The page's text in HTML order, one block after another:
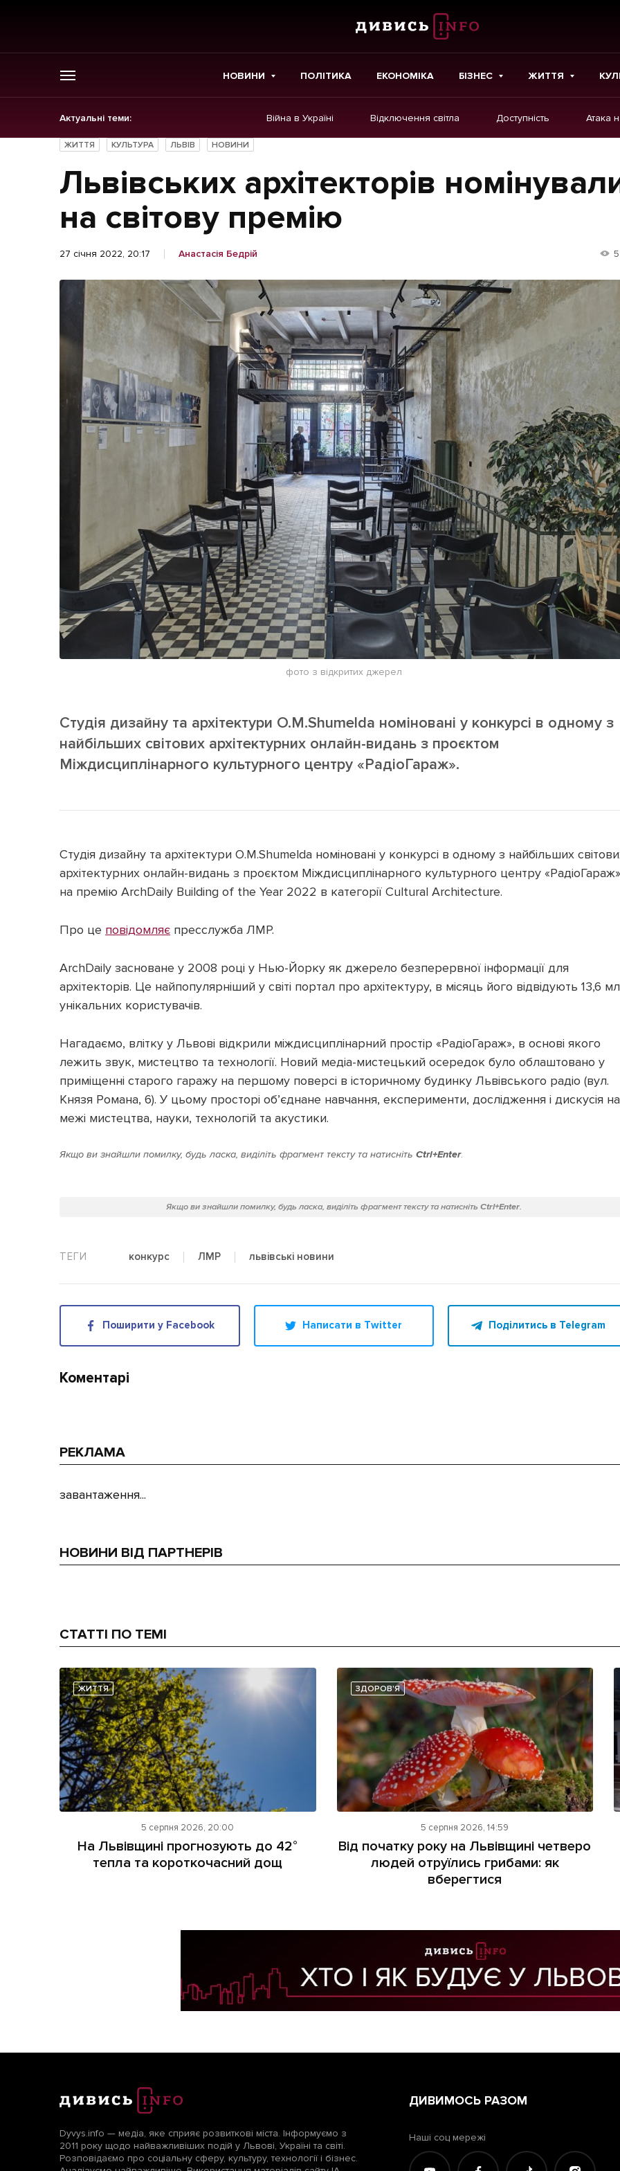
НОВИНИ ПОЛІТИКА ЕКОНОМІКА БІЗНЕС ЖИТТЯ
Актуальні теми: Війна в Україні Відключення світла Доступність Атака
ГОЛОВНЕ
Новини
Політика
Бізнес
Життя
Культура
Афіша
Картки
Ініціативи
Лонгріди
[email protected]
Політика
ЖИТТЯ КУЛЬТУРА ЛЬВІВ НОВИНИ
Львівських архітекторів
на світову премію
27 січня 2022, 20:17 Анастасія Бедрій
фото з відкритих джерел
Студія дизайну та архітектури O.M.Shumelda номіновані у конкурсі в одному з
найбільших світових архітектурних онлайн-видань з проєктом
Міждисциплінарного культурного центру «РадіоГараж».
Студія дизайну та архітектури O.M.Shumelda номіновані у конкурсі в одному з найбільших
архітектурних онлайн-видань з проєктом Міждисциплінарного культурного центру «РадіоГараж»
на премію ArchDaily Building of the Year 2022 в категорії Cultural Architecture.
Про це повідомляє пресслужба ЛМР.
ArchDaily засноване у 2008 році у Нью-Йорку як джерело безперервної інформації для
архітекторів. Це найпопулярніший у світі портал про архітектуру, в місяць його відвідують 13,6
унікальних користувачів.
Нагадаємо, влітку у Львові відкрили міждисциплінарний простір «РадіоГараж», в основі якого
лежить звук, мистецтво та технології. Новий медіа-мистецький осередок було облаштовано у
приміщенні старого гаражу на першому поверсі в історичному будинку Львівського радіо (вул.
Князя Романа, 6). У цьому просторі об’єднане навчання, експерименти, дослідження і дискусія на
межі мистецтва, науки, технологій та акустики.
Якщо ви знайшли помилку, будь ласка, виділіть фрагмент тексту та натисніть Ctrl+Enter.
Якщо ви знайшли помилку, будь ласка, виділіть фрагмент тексту та натисніть Ctrl+Enter.
конкурс ЛМР львівські новини
Поширити у Facebook Написати в Twitter Поділитись в Telegram
Коментарі
РЕКЛАМА
завантаження...
НОВИНИ ВІД ПАРТНЕРІВ
СТАТТІ ПО ТЕМІ
ЖИТТЯ
5 серпня 2026, 20:00
На Львівщині прогнозують до 42°
тепла та короткочасний дощ
ЗДОРОВ'Я
5 серпня 2026, 14:59
Від початку року на Львівщині четверо
людей отруїлись грибами: як
вберегтися
Dyvys.info — медіа, яке сприяє розвиткові міста. Інформуємо з
2011 року щодо найважливіших подій у Львові, Україні та світі.
Розповідаємо про соціальну сферу, культуру, технології і бізнес.
ДИВИМОСЬ РАЗОМ
Наші соц мережі